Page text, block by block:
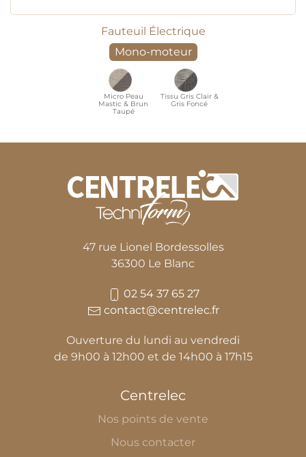
Fauteuil Électrique
Mono-moteur
Micro Peau
Mastic & Brun
Taupé
Tissu Gris Clair &
Gris Foncé
47 rue Lionel Bordessolles
36300 Le Blanc
02 54 37 65 27
contact@centrelec.fr
Ouverture du lundi au vendredi
de 9h00 à 12h00 et de 14h00 à 17h15
Centrelec
Nos points de vente
Nous contacter